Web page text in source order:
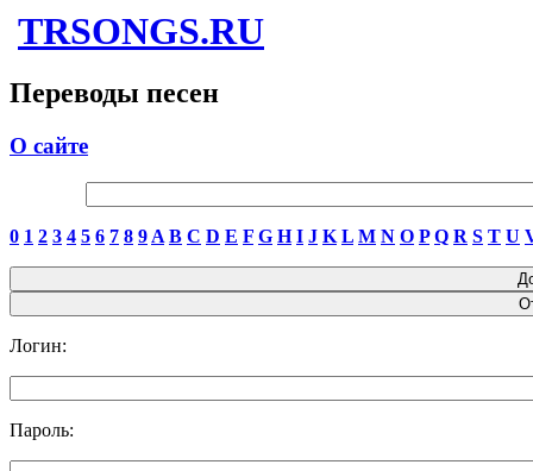
TRSONGS.RU
Переводы песен
О сайте
0 1 2 3 4 5 6 7 8 9 A B C D E F G H I J K L M N O P Q R S T U
Логин:
Пароль: